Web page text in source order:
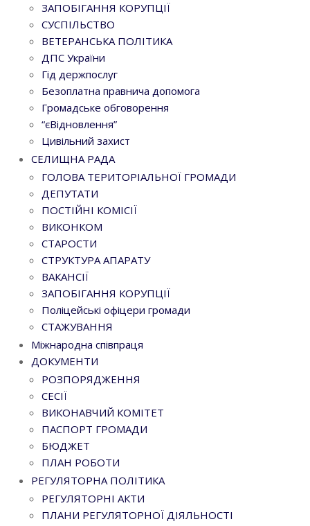
ЗАПОБІГАННЯ КОРУПЦІЇ
СУСПІЛЬСТВО
ВЕТЕРАНСЬКА ПОЛІТИКА
ДПС України
Гід держпослуг
Безоплатна правнича допомога
Громадське обговорення
“єВідновлення”
Цивільний захист
СЕЛИЩНА РАДА
ГОЛОВА ТЕРИТОРІАЛЬНОЇ ГРОМАДИ
ДЕПУТАТИ
ПОСТІЙНІ КОМІСІЇ
ВИКОНКОМ
СТАРОСТИ
СТРУКТУРА АПАРАТУ
ВАКАНСІЇ
ЗАПОБІГАННЯ КОРУПЦІЇ
Поліцейські офіцери громади
СТАЖУВАННЯ
Міжнародна співпраця
ДОКУМЕНТИ
РОЗПОРЯДЖЕННЯ
СЕСІЇ
ВИКОНАВЧИЙ КОМІТЕТ
ПАСПОРТ ГРОМАДИ
БЮДЖЕТ
ПЛАН РОБОТИ
РЕГУЛЯТОРНА ПОЛІТИКА
РЕГУЛЯТОРНІ АКТИ
ПЛАНИ РЕГУЛЯТОРНОЇ ДІЯЛЬНОСТІ